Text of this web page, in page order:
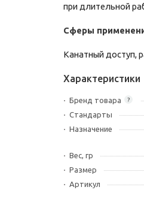
при длительной
Сферы
Канатный доступ,
Характеристики
?
Бренд товара
Стандарты
Назначение
Вес, гр
Размер
Артикул